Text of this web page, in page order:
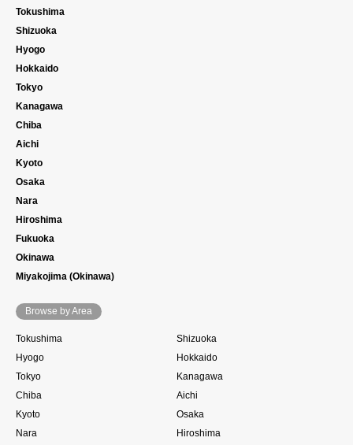
Tokushima
Shizuoka
Hyogo
Hokkaido
Tokyo
Kanagawa
Chiba
Aichi
Kyoto
Osaka
Nara
Hiroshima
Fukuoka
Okinawa
Miyakojima (Okinawa)
Browse by Area
Tokushima
Shizuoka
Hyogo
Hokkaido
Tokyo
Kanagawa
Chiba
Aichi
Kyoto
Osaka
Nara
Hiroshima